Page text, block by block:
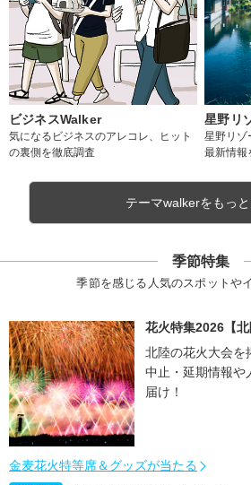
ビジネスWalker
気になるビジネスのアレコレ、ヒット
の裏側を徹底調査
星野リ
星野リゾ
最新情報
テーマwalkerをもっ
季節特集
季節を感じる人気のスポットや
花火特集2026【北
北陸の花火大会を
中止・延期情報や
届け！
金麦花火特等席＆グッズが当たる